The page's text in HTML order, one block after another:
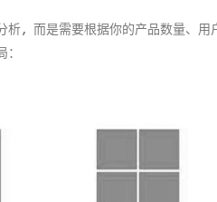
，而是需要根据你的产品数量、